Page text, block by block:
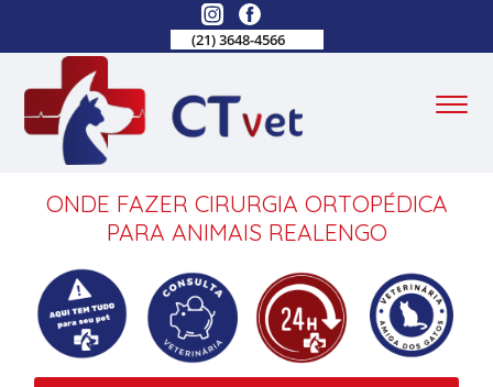
(21) 3648-4566
ONDE FAZER CIRURGIA ORTOPÉDICA
PARA ANIMAIS REALENGO